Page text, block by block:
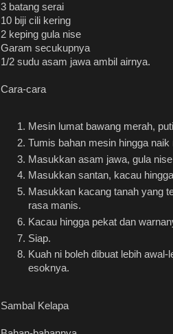
3 batang serai
10 biji cili kering
2 keping gula nise
Garam secukupnya
1/2 sudu asam jawa ambil airnya.
Cara-cara
Mesin lumat bawang merah,
Tumis bahan mesin hingga naik
Masukkan asam jawa, gula
Masukkan santan, kacau
Masukkan kacang tanah yang
rasa manis.
Kacau hingga pekat dan
Siap.
Kuah ni boleh dibuat lebih
esoknya.
Sambal Kelapa